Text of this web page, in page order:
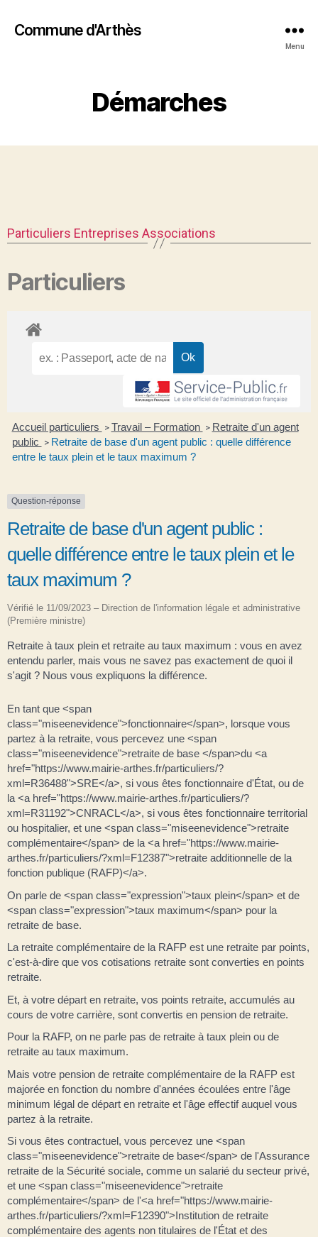
Commune d'Arthès
Menu
Démarches
Particuliers Entreprises Associations
Particuliers
Accueil particuliers > Travail – Formation > Retraite d'un agent
public > Retraite de base d'un agent public : quelle différence
entre le taux plein et le taux maximum ?
Question-réponse
Retraite de base d'un agent public :
quelle différence entre le taux plein et le
taux maximum ?
Vérifié le 11/09/2023 – Direction de l'information légale et administrative
(Première ministre)
Retraite à taux plein et retraite au taux maximum : vous en avez
entendu parler, mais vous ne savez pas exactement de quoi il
s'agit ? Nous vous expliquons la différence.
En tant que <span
class="miseenevidence">fonctionnaire</span>, lorsque vous
partez à la retraite, vous percevez une <span
class="miseenevidence">retraite de base </span>du <a
href="https://www.mairie-arthes.fr/particuliers/?
xml=R36488">SRE</a>, si vous êtes fonctionnaire d'État, ou de
la <a href="https://www.mairie-arthes.fr/particuliers/?
xml=R31192">CNRACL</a>, si vous êtes fonctionnaire territorial
ou hospitalier, et une <span class="miseenevidence">retraite
complémentaire</span> de la <a href="https://www.mairie-
arthes.fr/particuliers/?xml=F12387">retraite additionnelle de la
fonction publique (RAFP)</a>.
On parle de <span class="expression">taux plein</span> et de
<span class="expression">taux maximum</span> pour la
retraite de base.
La retraite complémentaire de la RAFP est une retraite par points,
c'est-à-dire que vos cotisations retraite sont converties en points
retraite.
Et, à votre départ en retraite, vos points retraite, accumulés au
cours de votre carrière, sont convertis en pension de retraite.
Pour la RAFP, on ne parle pas de retraite à taux plein ou de
retraite au taux maximum.
Mais votre pension de retraite complémentaire de la RAFP est
majorée en fonction du nombre d'années écoulées entre l'âge
minimum légal de départ en retraite et l'âge effectif auquel vous
partez à la retraite.
Si vous êtes contractuel, vous percevez une <span
class="miseenevidence">retraite de base</span> de l'Assurance
retraite de la Sécurité sociale, comme un salarié du secteur privé,
et une <span class="miseenevidence">retraite
complémentaire</span> de l'<a href="https://www.mairie-
arthes.fr/particuliers/?xml=F12390">Institution de retraite
complémentaire des agents non titulaires de l'État et des